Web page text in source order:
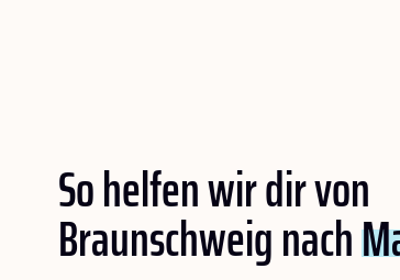
So helfen wir dir von
Braunschweig nach